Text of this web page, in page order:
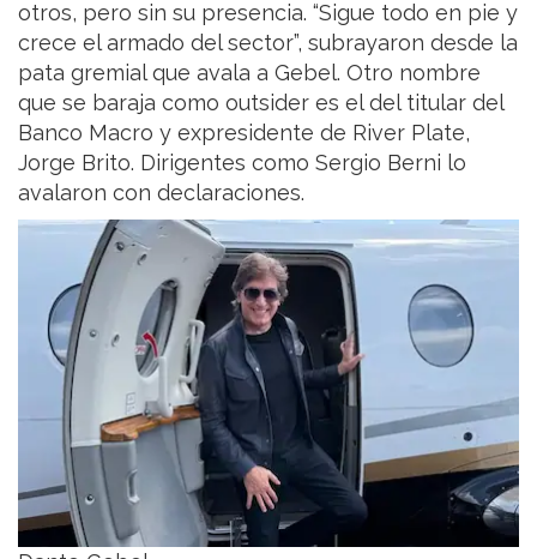
otros, pero sin su presencia. “Sigue todo en pie y
crece el armado del sector”, subrayaron desde la
pata gremial que avala a Gebel. Otro nombre
que se baraja como outsider es el del titular del
Banco Macro y expresidente de River Plate,
Jorge Brito. Dirigentes como Sergio Berni lo
avalaron con declaraciones.